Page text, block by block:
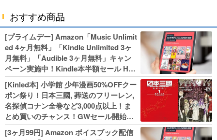
おすすめ商品
[プライムデー] Amazon「Music Unlimit
ed 4ヶ月無料」「Kindle Unlimited 3ヶ
月無料」「Audible 3ヶ月無料」キャン
ペーン実施中！Kindle本半額セール HU
NTER×HUNTERなど集英社、無職転生,
幼女戦記などKADOKAWA、キャプテン
翼100円セールも！
[Kinled本] 小学館 少年漫画50%OFFクー
ポン祭り！日本三國, 葬送のフリーレン,
名探偵コナン全巻など3,000点以上！ま
とめ買いのチャンス！GWセール開始！
人気コミック多数 カドカワ祭やIT関連本
がセールに！
[3ヶ月99円] Amazon ボイスブック配信